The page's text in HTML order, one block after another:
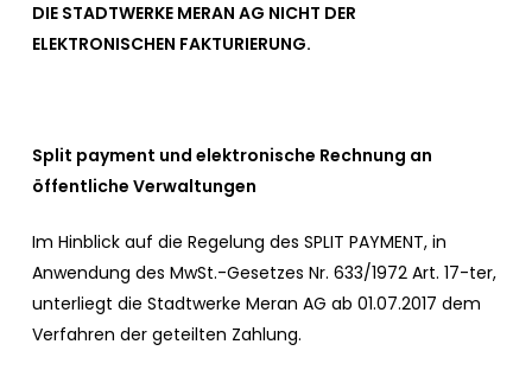
DIE STADTWERKE MERAN AG NICHT DER
ELEKTRONISCHEN FAKTURIERUNG.
Split payment und elektronische Rechnung an
öffentliche Verwaltungen
Im Hinblick auf die Regelung des SPLIT PAYMENT, in
Anwendung des MwSt.-Gesetzes Nr. 633/1972 Art. 17-ter,
unterliegt die Stadtwerke Meran AG ab 01.07.2017 dem
Verfahren der geteilten Zahlung.